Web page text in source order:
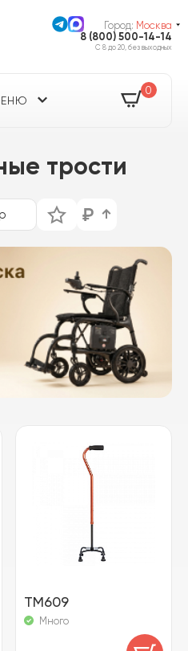
Город: Москва
8 (800) 500-14-14
С 8 до 20, без выходных
0
трости
TM609
Много